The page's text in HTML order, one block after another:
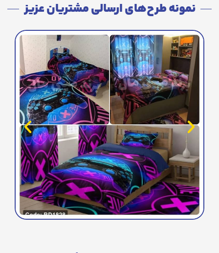
نمونه طرح‌های ارسالی مشتریان عزیز